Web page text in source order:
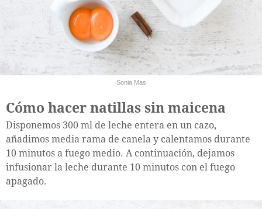
Sonia Mas
Cómo hacer natillas sin maicena
Disponemos 300 ml de leche entera en un cazo,
añadimos media rama de canela y calentamos durante
10 minutos a fuego medio. A continuación, dejamos
infusionar la leche durante 10 minutos con el fuego
apagado.